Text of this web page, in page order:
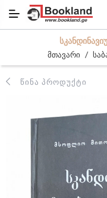
მთავარი /
ᲬᲘᲜᲐ ᲞᲠᲝᲓᲣᲥᲢᲘ